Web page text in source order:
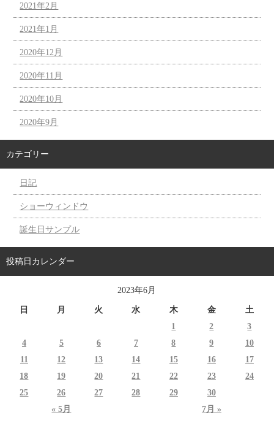
2021年2月
2021年1月
2020年12月
2020年11月
2020年10月
2020年9月
カテゴリー
日記
ショーウィンドウ
誕生日サンプル
投稿日カレンダー
2023年6月
日 月 火 水 木 金 土
« 5月 7月 »
1 2
3
4
5 6 7 8 9
10
11
12 13 14 15 16
17
18
19 20 21 22 23
24
25
26 27 28 29 30